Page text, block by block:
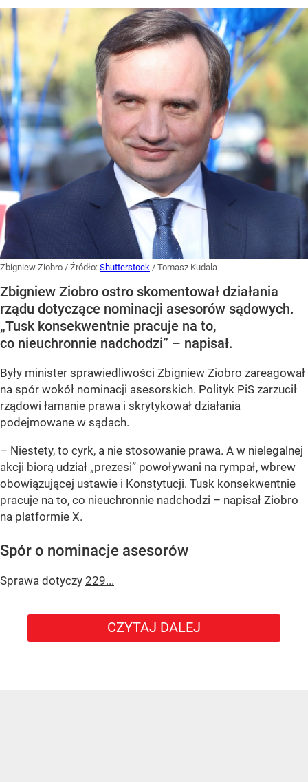
Zbigniew Ziobro / Źródło: Shutterstock / Tomasz Kudala
Zbigniew Ziobro ostro skomentował działania
rządu dotyczące nominacji asesorów sądowych.
„Tusk konsekwentnie pracuje na to,
co nieuchronnie nadchodzi” – napisał.
Były minister sprawiedliwości Zbigniew Ziobro zareagował
na spór wokół nominacji asesorskich. Polityk PiS zarzucił
rządowi łamanie prawa i skrytykował działania
podejmowane w sądach.
– Niestety, to cyrk, a nie stosowanie prawa. A w nielegalnej
akcji biorą udział „prezesi” powoływani na rympał, wbrew
obowiązującej ustawie i Konstytucji. Tusk konsekwentnie
pracuje na to, co nieuchronnie nadchodzi – napisał Ziobro
na platformie X.
Spór o nominacje asesorów
Sprawa dotyczy 229...
CZYTAJ DALEJ